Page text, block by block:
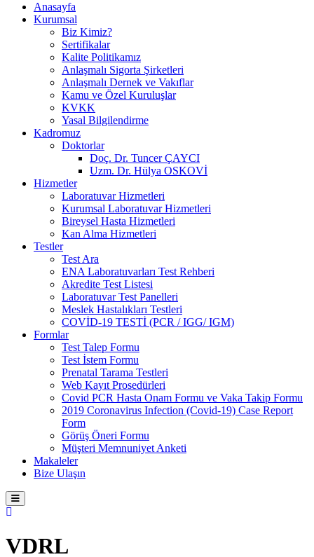
Anasayfa
Kurumsal
Biz Kimiz?
Sertifikalar
Kalite Politikamız
Anlaşmalı Sigorta Şirketleri
Anlaşmalı Dernek ve Vakıflar
Kamu ve Özel Kuruluşlar
KVKK
Yasal Bilgilendirme
Kadromuz
Doktorlar
Doç. Dr. Tuncer ÇAYCI
Uzm. Dr. Hülya OSKOVİ
Hizmetler
Laboratuvar Hizmetleri
Kurumsal Laboratuvar Hizmetleri
Bireysel Hasta Hizmetleri
Kan Alma Hizmetleri
Testler
Test Ara
ENA Laboratuvarları Test Rehberi
Akredite Test Listesi
Laboratuvar Test Panelleri
Meslek Hastalıkları Testleri
COVİD-19 TESTİ (PCR / IGG/ IGM)
Formlar
Test Talep Formu
Test İstem Formu
Prenatal Tarama Testleri
Web Kayıt Prosedürleri
Covid PCR Hasta Onam Formu ve Vaka Takip Formu
2019 Coronavirus Infection (Covid-19) Case Report
Form
Görüş Öneri Formu
Müşteri Memnuniyet Anketi
Makaleler
Bize Ulaşın
VDRL